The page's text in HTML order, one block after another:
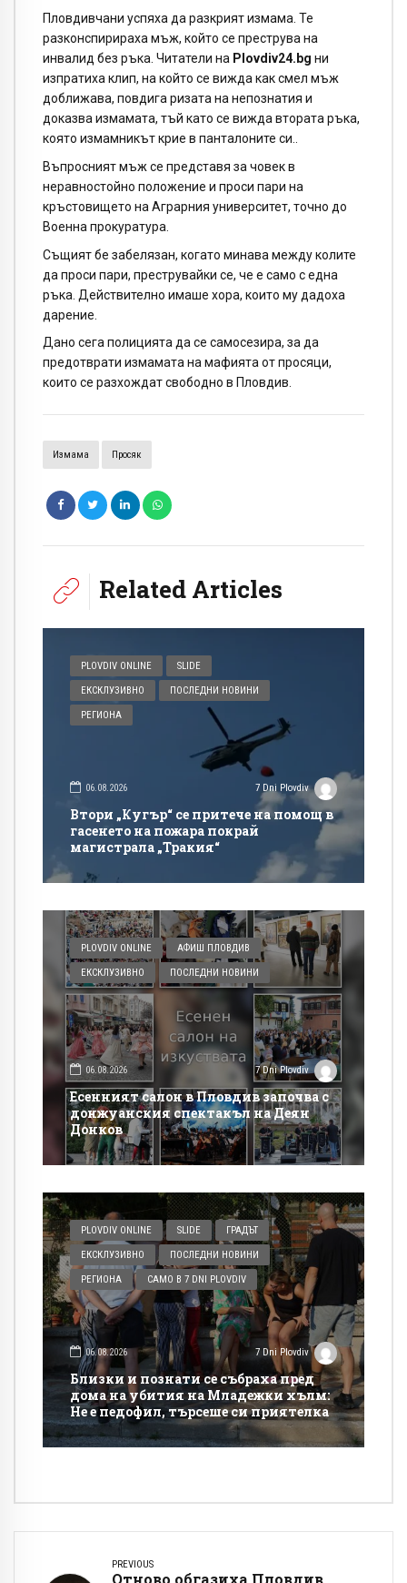
Пловдивчани успяха да разкрият измама. Те
разконспирираха мъж, който се преструва на
инвалид без ръка. Читатели на Plovdiv24.bg ни
изпратиха клип, на който се вижда как смел мъж
доближава, повдига ризата на непознатия и
доказва измамата, тъй като се вижда втората ръка,
която измамникът крие в панталоните си..
Въпросният мъж се представя за човек в
неравностойно положение и проси пари на
кръстовището на Аграрния университет, точно до
Военна прокуратура.
Същият бе забелязан, когато минава между колите
да проси пари, преструвайки се, че е само с една
ръка. Действително имаше хора, които му дадоха
дарение.
Дано сега полицията да се самосезира, за да
предотврати измамата на мафията от просяци,
които се разхождат свободно в Пловдив.
Измама Просяк
Related Articles
PLOVDIV ONLINE SLIDE
ЕКСКЛУЗИВНО ПОСЛЕДНИ НОВИНИ
РЕГИОНА
06.08.2026 7 Dni Plovdiv
Втори „Кугър“ се притече на помощ в
гасенето на пожара покрай
магистрала „Тракия“
PLOVDIV ONLINE АФИШ ПЛОВДИВ
ЕКСКЛУЗИВНО ПОСЛЕДНИ НОВИНИ
06.08.2026 7 Dni Plovdiv
Есенният салон в Пловдив започва с
донжуанския спектакъл на Деян
Донков
PLOVDIV ONLINE SLIDE ГРАДЪТ
ЕКСКЛУЗИВНО ПОСЛЕДНИ НОВИНИ
РЕГИОНА САМО В 7 DNI PLOVDIV
06.08.2026 7 Dni Plovdiv
Близки и познати се събраха пред
дома на убития на Младежки хълм:
Не е педофил, търсеше си приятелка
PREVIOUS